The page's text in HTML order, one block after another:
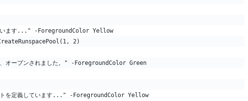
います..." -ForegroundColor Yellow
2)
ープンされました。" -ForegroundColor Green
を定義しています..." -ForegroundColor Yellow